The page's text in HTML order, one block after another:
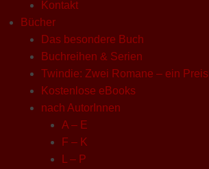
Kontakt
Bücher
Das besondere Buch
Buchreihen & Serien
Twindie: Zwei Romane – ein Preis
Kostenlose eBooks
nach AutorInnen
A – E
F – K
L – P